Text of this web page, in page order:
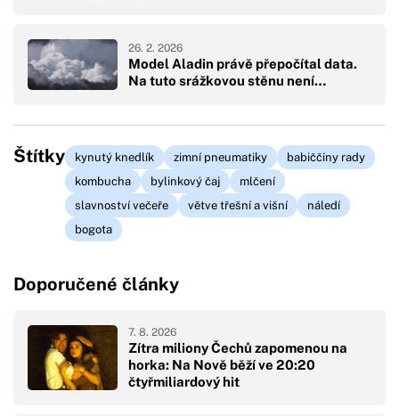
Model Aladin právě přepočítal data.
Na tuto srážkovou stěnu není…
26. 2. 2026
Štítky kynutý knedlík zimní pneumatiky
babiččiny rady
kombucha
bylinkový čaj
mlčení
slavnoství večeře
větve třešní a višní
náledí
bogota
Doporučené články
Zítra miliony Čechů zapomenou na
horka: Na Nově běží ve 20:20
čtyřmiliardový hit
7. 8. 2026